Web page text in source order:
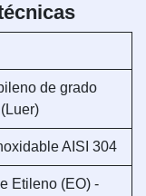
de grado
AISI 304
Etileno (EO) -